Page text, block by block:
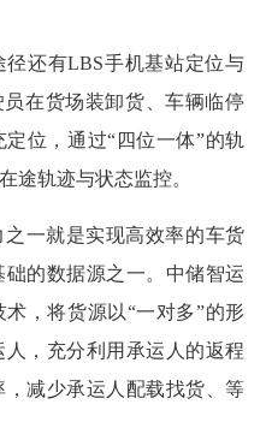
还有LBS手机基站定位与
在货场装卸货、车辆临停
位，通过“四位一体”的轨
途轨迹与状态监控。
一就是实现高效率的车货
的数据源之一。中储智运
，将货源以“一对多”的形
，充分利用承运人的返程
减少承运人配载找货、等